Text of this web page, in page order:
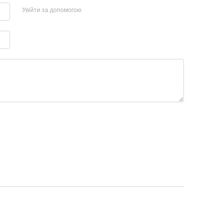
Увійти за допомогою